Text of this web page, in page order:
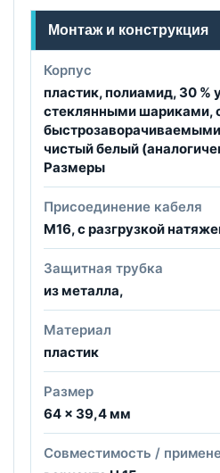
Монтаж и конструкция
Корпус
пластик, полиамид, 30 %
стеклянными шариками,
чистый белый
Размеры
Присоединение кабеля
M16, с разгрузкой
Защитная трубка
из металла,
Материал
пластик
Размер
64 × 39,4 мм
Совместимость /